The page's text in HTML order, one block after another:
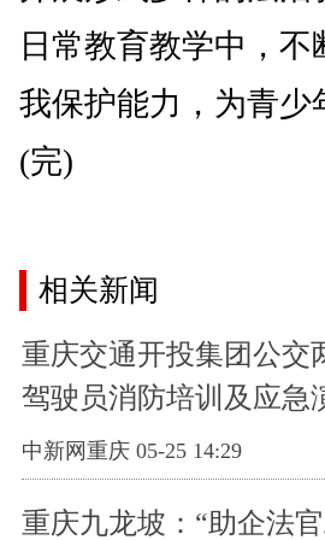
日常教育教学中，
我保护能力，为青
(完)
相关新闻
重庆交通开投集团公交
驾驶员消防培训及应急
中新网重庆 05-25 14:29
重庆九龙坡：“助企法